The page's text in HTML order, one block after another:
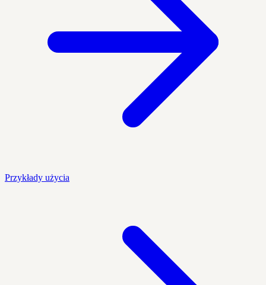
Przykłady użycia